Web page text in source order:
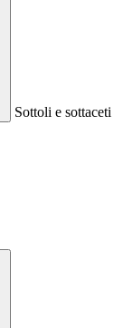
Sottoli e sottaceti